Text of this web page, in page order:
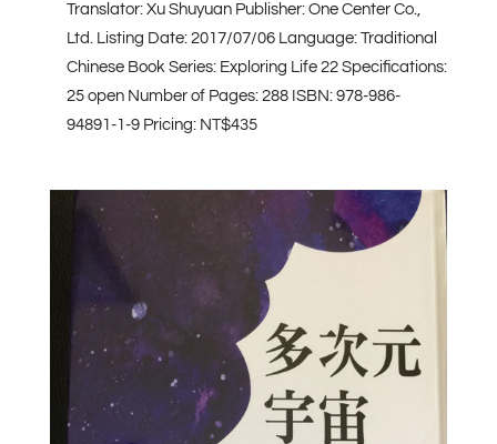
Translator: Xu Shuyuan Publisher: One Center Co.,
Ltd. Listing Date: 2017/07/06 Language: Traditional
Chinese Book Series: Exploring Life 22 Specifications:
25 open Number of Pages: 288 ISBN: 978-986-
94891-1-9 Pricing: NT$435